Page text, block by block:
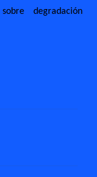
degradación